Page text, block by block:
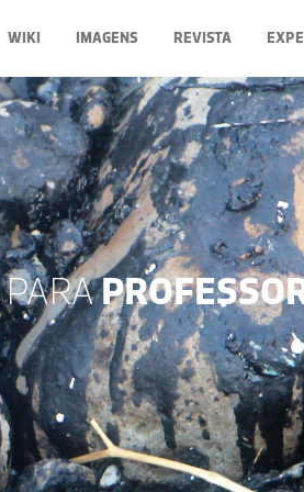
WIKI IMAGENS REVISTA
PARA